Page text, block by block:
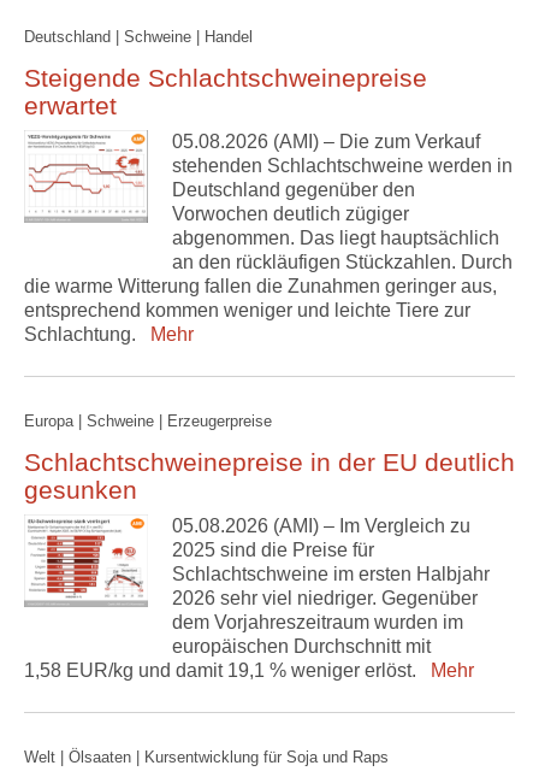
Deutschland | Schweine | Handel
Steigende Schlachtschweinepreise
erwartet
05.08.2026 (AMI) – Die zum Verkauf
stehenden Schlachtschweine werden in
Deutschland gegenüber den
Vorwochen deutlich zügiger
abgenommen. Das liegt hauptsächlich
an den rückläufigen Stückzahlen. Durch
die warme Witterung fallen die Zunahmen geringer aus,
entsprechend kommen weniger und leichte Tiere zur
Schlachtung.
Mehr
Europa | Schweine | Erzeugerpreise
Schlachtschweinepreise in der EU deutlich
gesunken
05.08.2026 (AMI) – Im Vergleich zu
2025 sind die Preise für
Schlachtschweine im ersten Halbjahr
2026 sehr viel niedriger. Gegenüber
dem Vorjahreszeitraum wurden im
europäischen Durchschnitt mit
1,58 EUR/kg und damit 19,1 % weniger erlöst.
Mehr
Welt | Ölsaaten | Kursentwicklung für Soja und Raps